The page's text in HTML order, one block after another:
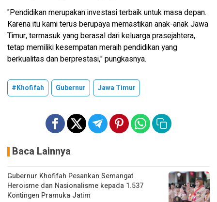
"Pendidikan merupakan investasi terbaik untuk masa depan.
Karena itu kami terus berupaya memastikan anak-anak Jawa
Timur, termasuk yang berasal dari keluarga prasejahtera,
tetap memiliki kesempatan meraih pendidikan yang
berkualitas dan berprestasi," pungkasnya.
#Khofifah Gubernur Jawa Timur
Baca Lainnya
Gubernur Khofifah Pesankan Semangat
Heroisme dan Nasionalisme kepada 1.537
Kontingen Pramuka Jatim